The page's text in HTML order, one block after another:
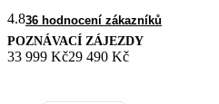
4.836 hodnocení zákazníků
POZNÁVACÍ ZÁJEZDY
33 999 Kč29 490 Kč